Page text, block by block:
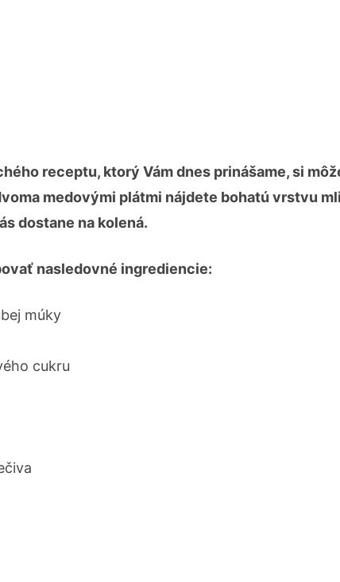
receptu, ktorý Vám dnes prinášame, si
medovými plátmi nájdete bohatú vrstvu
dostane na kolená.
nasledovné ingrediencie:
múky
cukru